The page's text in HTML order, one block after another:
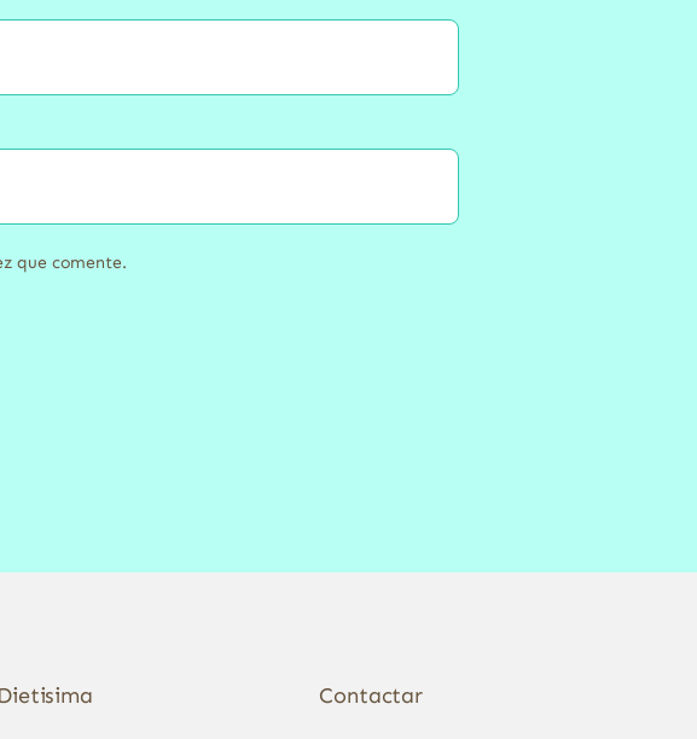
que comente.
Dietisima Contactar